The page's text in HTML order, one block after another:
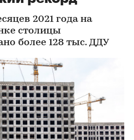
2021 года на
столицы
более 128 тыс. ДДУ